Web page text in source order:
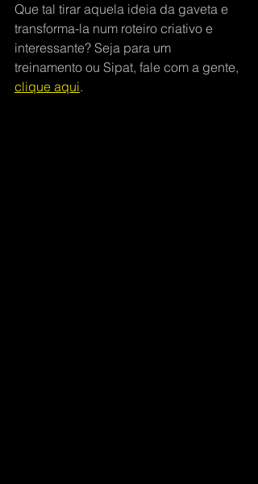
Que tal tirar aquela ideia da gaveta e
transforma-la num roteiro criativo e
interessante? Seja para um
treinamento ou Sipat, fale com a gente,
clique aqui.